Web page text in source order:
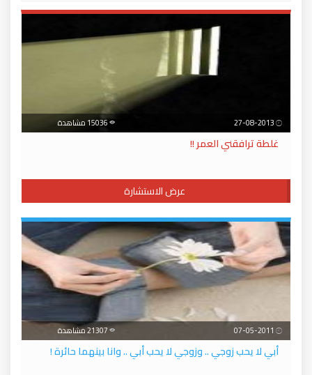
غلطة ترافقني العمر !!
عرض الاستشارة
أبي لا يحب زوجي .. وزوجي لا يحب أبي .. وانا بينهما حائرة !